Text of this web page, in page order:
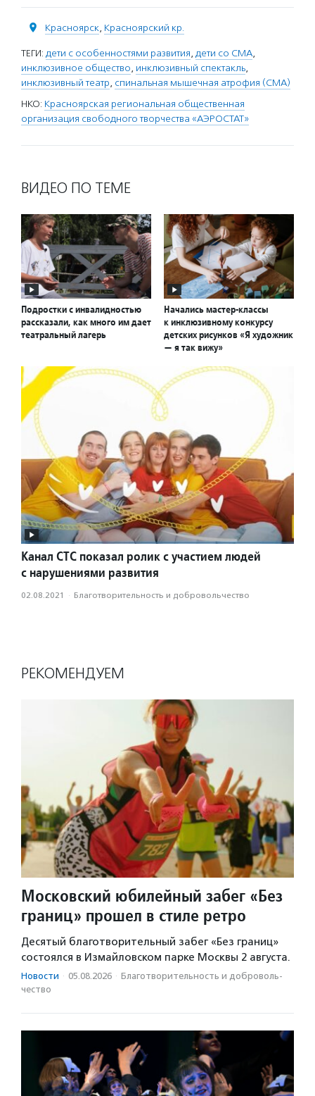
Красноярск, Красноярский кр.
ТЕГИ: дети с особенностями развития, дети со СМА,
инклюзивное общество, инклюзивный спектакль,
инклюзивный театр, спинальная мышечная атрофия (СМА)
НКО: Красноярская региональная общественная
организация свободного творчества «АЭРОСТАТ»
ВИДЕО ПО ТЕМЕ
Подростки с инвалидностью
рассказали, как много им дает
театральный лагерь
Начались мастер-классы
к инклюзивному конкурсу
детских рисунков «Я художник
— я так вижу»
Канал СТС показал ролик с участием людей
с нарушениями развития
02.08.2021 · Благотвори­тель­ность и доброволь­чест­во
РЕКОМЕНДУЕМ
Московский юбилейный забег «Без
границ» прошел в стиле ретро
Десятый благотворительный забег «Без границ»
состоялся в Измайловском парке Москвы 2 августа.
Новости · 05.08.2026 · Благотвори­тель­ность и доброволь­
чест­во